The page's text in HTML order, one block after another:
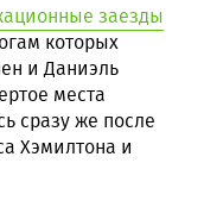
заезды
которых
и Даниэль
места
сразу же после
Хэмилтона и